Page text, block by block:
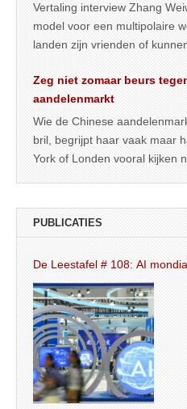
Vertaling interview Zhang
model voor een multipolaire
landen zijn vrienden of
Zeg niet zomaar beurs
aandelenmarkt
Wie de Chinese
bril, begrijpt haar vaak maar
York of Londen vooral kijken
PUBLICATIES
De Leestafel #